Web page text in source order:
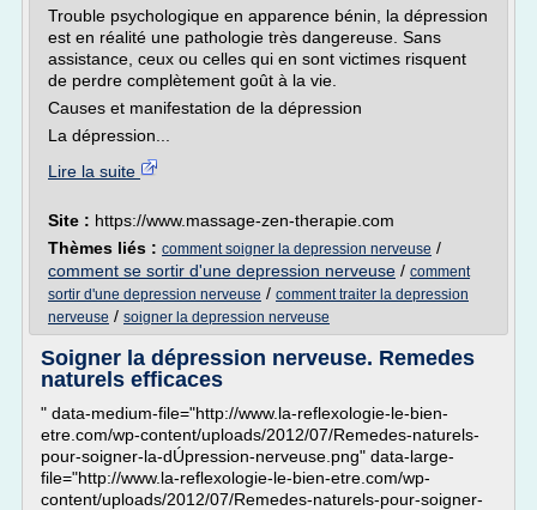
Trouble psychologique en apparence bénin, la dépression
est en réalité une pathologie très dangereuse. Sans
assistance, ceux ou celles qui en sont victimes risquent
de perdre complètement goût à la vie.
Causes et manifestation de la dépression
La dépression...
Lire la suite
Site : https://www.massage-zen-therapie.com
Thèmes liés : comment soigner la depression nerveuse /
comment se sortir d'une depression nerveuse / comment
sortir d'une depression nerveuse / comment traiter la depression
nerveuse / soigner la depression nerveuse
Soigner la dépression nerveuse. Remedes
naturels efficaces
" data-medium-file="http://www.la-reflexologie-le-bien-
etre.com/wp-content/uploads/2012/07/Remedes-naturels-
pour-soigner-la-dÚpression-nerveuse.png" data-large-
file="http://www.la-reflexologie-le-bien-etre.com/wp-
content/uploads/2012/07/Remedes-naturels-pour-soigner-